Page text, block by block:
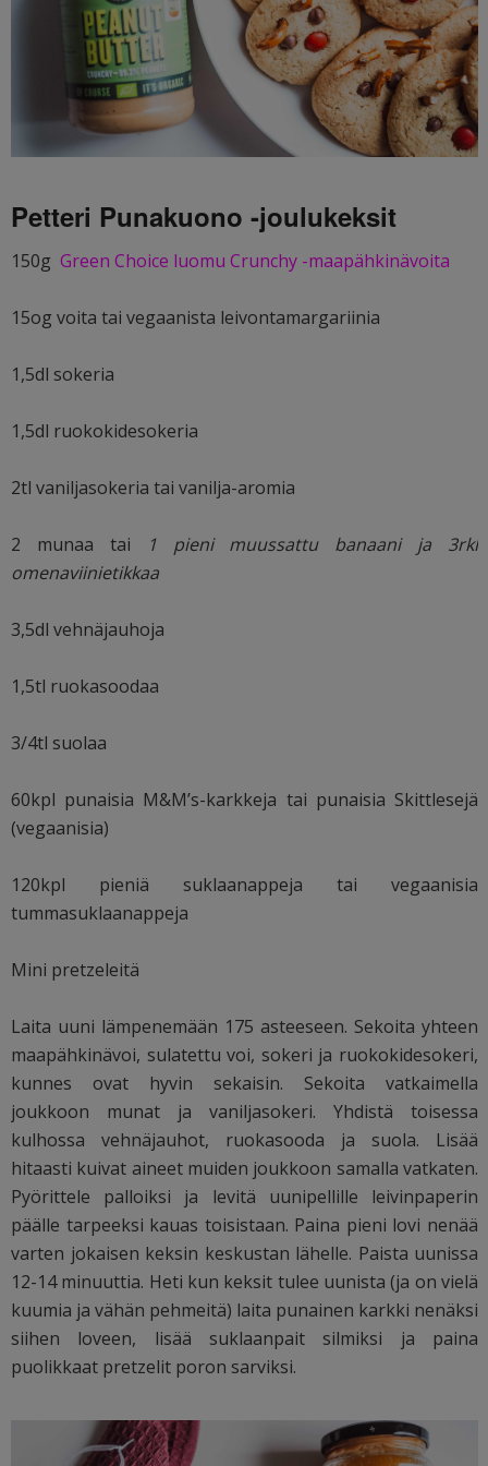
Petteri Punakuono -joulukeksit
150g Green Choice luomu Crunchy -maapähkinävoita
15og voita tai vegaanista leivontamargariinia
1,5dl sokeria
1,5dl ruokokidesokeria
2tl vaniljasokeria tai vanilja-aromia
2 munaa tai
1 pieni muussattu banaani ja 3rkl
omenaviinietikkaa
3,5dl vehnäjauhoja
1,5tl ruokasoodaa
3/4tl suolaa
60kpl punaisia M&M’s-karkkeja tai punaisia Skittlesejä
(vegaanisia)
120kpl pieniä suklaanappeja tai vegaanisia
tummasuklaanappeja
Mini pretzeleitä
Laita uuni lämpenemään 175 asteeseen. Sekoita yhteen
maapähkinävoi, sulatettu voi, sokeri ja ruokokidesokeri,
kunnes ovat hyvin sekaisin. Sekoita vatkaimella
joukkoon munat ja vaniljasokeri. Yhdistä toisessa
kulhossa vehnäjauhot, ruokasooda ja suola. Lisää
hitaasti kuivat aineet muiden joukkoon samalla vatkaten.
Pyörittele palloiksi ja levitä uunipellille leivinpaperin
päälle tarpeeksi kauas toisistaan. Paina pieni lovi nenää
varten jokaisen keksin keskustan lähelle. Paista uunissa
12-14 minuuttia. Heti kun keksit tulee uunista (ja on vielä
kuumia ja vähän pehmeitä) laita punainen karkki nenäksi
siihen loveen, lisää suklaanpait silmiksi ja paina
puolikkaat pretzelit poron sarviksi.